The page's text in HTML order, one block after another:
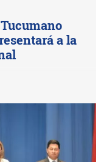
a la